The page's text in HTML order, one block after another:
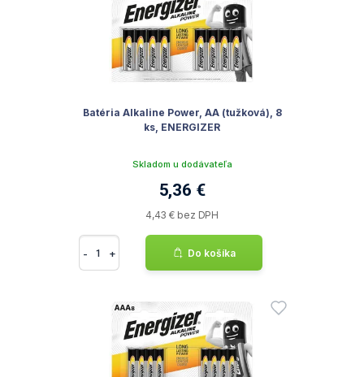
Batéria Alkaline Power, AA (tužková), 8
ks, ENERGIZER
Skladom u dodávateľa
5,36 €
4,43 € bez DPH
- + Do košíka